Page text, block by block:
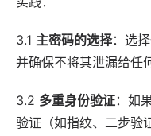
3.1 主密码的选择：选
并确保不将其泄漏给任
3.2 多重身份验证：如
验证（如指纹、二步验